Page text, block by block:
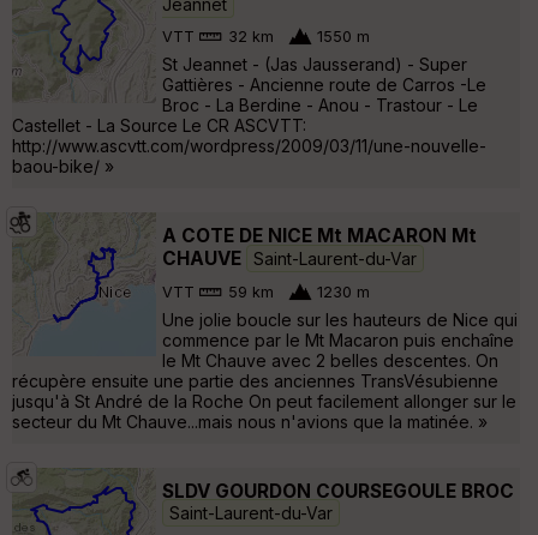
Jeannet
VTT 32 km 1550 m
St Jeannet - (Jas Jausserand) - Super
Gattières - Ancienne route de Carros -Le
Broc - La Berdine - Anou - Trastour - Le
Castellet - La Source Le CR ASCVTT:
http://www.ascvtt.com/wordpress/2009/03/11/une-nouvelle-
baou-bike/ »
A COTE DE NICE Mt MACARON Mt
CHAUVE Saint-Laurent-du-Var
VTT 59 km 1230 m
Une jolie boucle sur les hauteurs de Nice qui
commence par le Mt Macaron puis enchaîne
le Mt Chauve avec 2 belles descentes. On
récupère ensuite une partie des anciennes TransVésubienne
jusqu'à St André de la Roche On peut facilement allonger sur le
secteur du Mt Chauve...mais nous n'avions que la matinée. »
SLDV GOURDON COURSEGOULE BROC
Saint-Laurent-du-Var